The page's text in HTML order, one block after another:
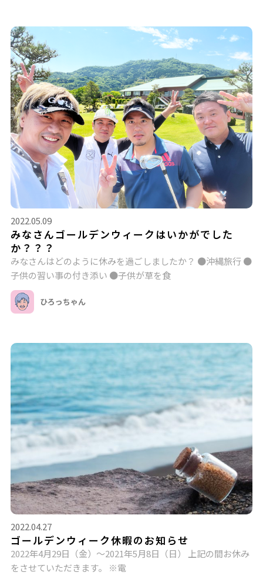
2022.05.09
みなさんゴールデンウィークはいかがでした
か？？？
みなさんはどのように休みを過ごしましたか？ ●沖縄旅行 ●
子供の習い事の付き添い ●子供が草を食
ひろっちゃん
2022.04.27
ゴールデンウィーク休暇のお知らせ
2022年4月29日（金）～2021年5月8日（日） 上記の間お休み
をさせていただきます。 ※電